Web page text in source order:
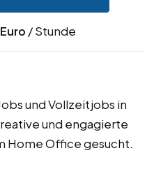
Euro / Stunde
und Vollzeitjobs in
und engagierte
Home Office gesucht.